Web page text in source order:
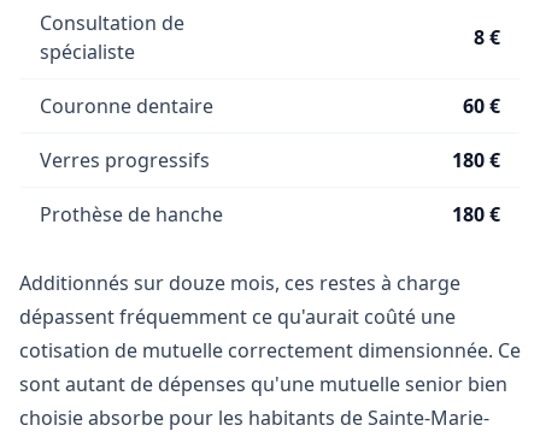
Consultation de
spécialiste
8 €
Couronne dentaire 60 €
Verres progressifs 180 €
Prothèse de hanche 180 €
Additionnés sur douze mois, ces restes à charge
dépassent fréquemment ce qu'aurait coûté une
cotisation de mutuelle correctement dimensionnée. Ce
sont autant de dépenses qu'une mutuelle senior bien
choisie absorbe pour les habitants de Sainte-Marie-